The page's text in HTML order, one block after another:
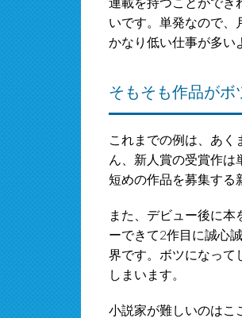
連載を持つことができ
いです。単発なので、
かなり低い仕事が多い
そもそも作品がボ
これまでの例は、あく
ん、新人賞の受賞作は
短めの作品を募集する
また、デビュー後に本
ーできて2作目に誠心
界です。ボツになって
しまいます。
小説家が難しいのはこ